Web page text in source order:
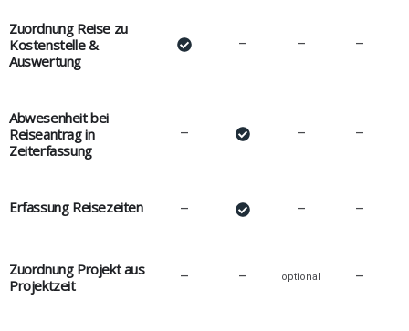
Zuordnung Reise zu
Kostenstelle &
Auswertung
– – –
Abwesenheit bei
Reiseantrag in
Zeiterfassung
– – –
Erfassung Reisezeiten – – –
Zuordnung Projekt aus
Projektzeit
– – optional –